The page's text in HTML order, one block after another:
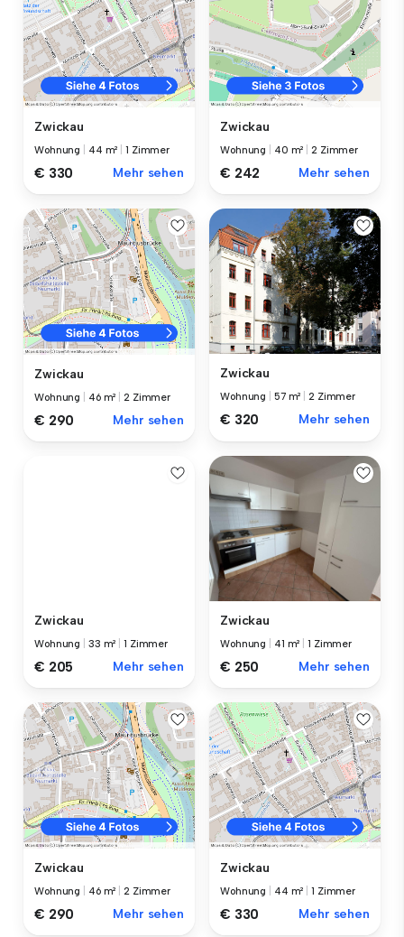
Zwickau
Wohnung 44 m² |1 Zimmer
€ 330 Mehr sehen
Zwickau
Wohnung 40 m² |2 Zimmer
€ 242 Mehr sehen
Zwickau
Wohnung 46 m² |2 Zimmer
€ 290 Mehr sehen
Zwickau
Wohnung 57 m² |2 Zimmer
€ 320 Mehr sehen
Zwickau
Wohnung 33 m² |1 Zimmer
€ 205 Mehr sehen
Zwickau
Wohnung 41 m² |1 Zimmer
€ 250 Mehr sehen
Zwickau
Wohnung 46 m² |2 Zimmer
€ 290 Mehr sehen
Zwickau
Wohnung 44 m² |1 Zimmer
€ 330 Mehr sehen